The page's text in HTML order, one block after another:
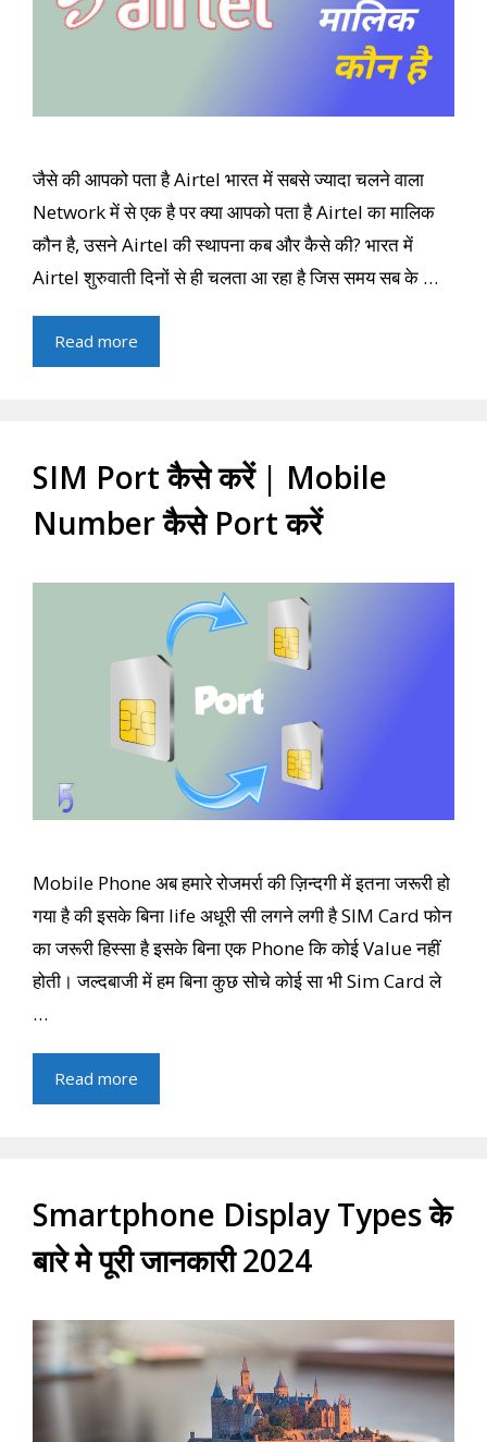
जैसे की आपको पता है Airtel भारत में सबसे ज्यादा चलने वाला
Network में से एक है पर क्या आपको पता है Airtel का मालिक
कौन है, उसने Airtel की स्थापना कब और कैसे की? भारत में
Airtel शुरुवाती दिनों से ही चलता आ रहा है जिस समय सब के …
Read more
SIM Port कैसे करें | Mobile
Number कैसे Port करें
Mobile Phone अब हमारे रोजमर्रा की ज़िन्दगी में इतना जरूरी हो
गया है की इसके बिना life अधूरी सी लगने लगी है SIM Card फोन
का जरूरी हिस्सा है इसके बिना एक Phone कि कोई Value नहीं
होती। जल्दबाजी में हम बिना कुछ सोचे कोई सा भी Sim Card ले
…
Read more
Smartphone Display Types के
बारे मे पूरी जानकारी 2024